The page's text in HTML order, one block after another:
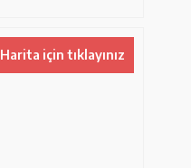
Harita için tıklayınız